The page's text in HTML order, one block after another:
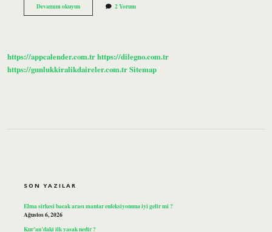
Devamını okuyunİYonlaşma
Nasıl
2 Yorum
https://appcalender.com.trhttps://dilegno.com.tr
https://gunlukkiralikdaireler.com.trSitemap
SON YAZILAR
Elma sirkesi bacak arası mantar enfeksiyonuna iyi gelir mi ?
Ağustos 6, 2026
Kur’an’daki ilk yasak nedir ?